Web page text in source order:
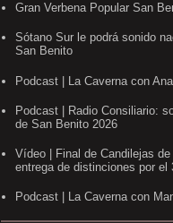
Gran Verbena Popular San
Sótano Sur le podrá sonido
San Benito
Podcast | La Caverna con
Podcast | Radio Consiliario:
de San Benito 2026
Vídeo | Final de Candilejas
entrega de distinciones por el
Podcast | La Caverna con